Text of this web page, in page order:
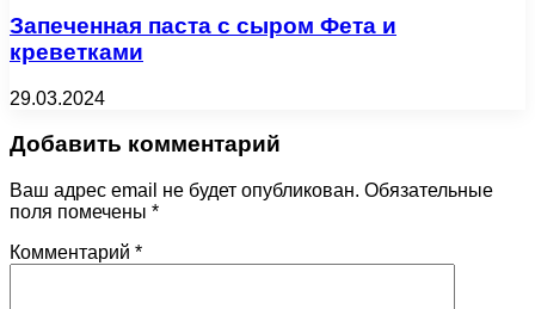
Запеченная паста с сыром Фета и
креветками
29.03.2024
Добавить комментарий
Ваш адрес email не будет опубликован. Обязательные
поля помечены *
Комментарий *